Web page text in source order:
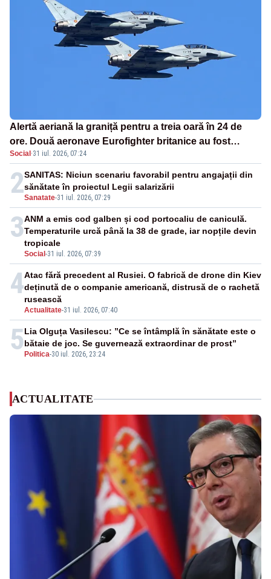
Alertă aeriană la graniță pentru a treia oară în 24 de
ore. Două aeronave Eurofighter britanice au fost
ridicate de la sol
Social ·31 iul. 2026, 07:24
2Sanatate-31 iul. 2026, 07:29
SANITAS: Niciun scenariu favorabil pentru angajații din
sănătate în proiectul Legii salarizării
3
Social -31 iul. 2026, 07:39
ANM a emis cod galben și cod portocaliu de caniculă.
Temperaturile urcă până la 38 de grade, iar nopțile devin
tropicale
4
Actualitate-31 iul. 2026, 07:40
Atac fără precedent al Rusiei. O fabrică de drone din Kiev
deținută de o companie americană, distrusă de o rachetă
rusească
5 Politica-30 iul. 2026, 23:24
Lia Olguța Vasilescu: ”Ce se întâmplă în sănătate este o
bătaie de joc. Se guvernează extraordinar de prost”
ACTUALITATE